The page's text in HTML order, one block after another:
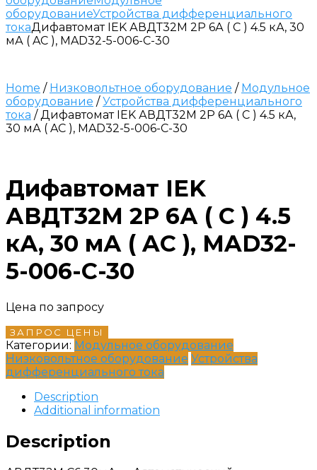
оборудованиеУстройства дифференциального
токаДифавтомат IEK АВДТ32М 2P 6А ( C ) 4.5 кА, 30
мА ( AC ), MAD32-5-006-C-30
Home / Низковольтное оборудование / Модульное
оборудование /Устройства дифференциального
тока / Дифавтомат IEK АВДТ32М 2P 6А ( C ) 4.5 кА,
30 мА ( AC ), MAD32-5-006-C-30
Дифавтомат IEK
АВДТ32М 2P 6А ( C ) 4.5
кА, 30 мА ( AC ), MAD32-
5-006-C-30
Цена по запросу
ЗАПРОС ЦЕНЫ
Категории: Модульное оборудование
Низковольтное оборудование Устройства
дифференциального тока
Description
Additional information
Description